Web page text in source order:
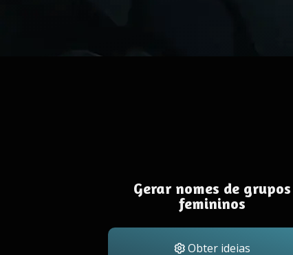
Gerar nomes de grupos
femininos
Obter ideias